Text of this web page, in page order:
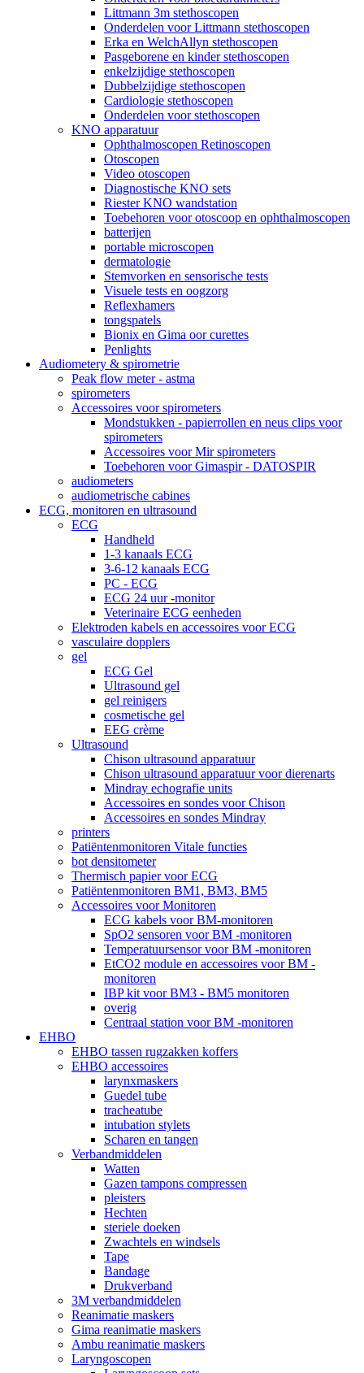
Littmann 3m stethoscopen
Onderdelen voor Littmann stethoscopen
Erka en WelchAllyn stethoscopen
Pasgeborene en kinder stethoscopen
enkelzijdige stethoscopen
Dubbelzijdige stethoscopen
Cardiologie stethoscopen
Onderdelen voor stethoscopen
KNO apparatuur
Ophthalmoscopen Retinoscopen
Otoscopen
Video otoscopen
Diagnostische KNO sets
Riester KNO wandstation
Toebehoren voor otoscoop en ophthalmoscopen
batterijen
portable microscopen
dermatologie
Stemvorken en sensorische tests
Visuele tests en oogzorg
Reflexhamers
tongspatels
Bionix en Gima oor curettes
Penlights
Audiometery & spirometrie
Peak flow meter - astma
spirometers
Accessoires voor spirometers
Mondstukken - papierrollen en neus clips voor
spirometers
Accessoires voor Mir spirometers
Toebehoren voor Gimaspir - DATOSPIR
audiometers
audiometrische cabines
ECG, monitoren en ultrasound
ECG
Handheld
1-3 kanaals ECG
3-6-12 kanaals ECG
PC - ECG
ECG 24 uur -monitor
Veterinaire ECG eenheden
Elektroden kabels en accessoires voor ECG
vasculaire dopplers
gel
ECG Gel
Ultrasound gel
gel reinigers
cosmetische gel
EEG crème
Ultrasound
Chison ultrasound apparatuur
Chison ultrasound apparatuur voor dierenarts
Mindray echografie units
Accessoires en sondes voor Chison
Accessoires en sondes Mindray
printers
Patiëntenmonitoren Vitale functies
bot densitometer
Thermisch papier voor ECG
Patiëntenmonitoren BM1, BM3, BM5
Accessoires voor Monitoren
ECG kabels voor BM-monitoren
SpO2 sensoren voor BM -monitoren
Temperatuursensor voor BM -monitoren
EtCO2 module en accessoires voor BM -
monitoren
IBP kit voor BM3 - BM5 monitoren
overig
Centraal station voor BM -monitoren
EHBO
EHBO tassen rugzakken koffers
EHBO accessoires
larynxmaskers
Guedel tube
tracheatube
intubation stylets
Scharen en tangen
Verbandmiddelen
Watten
Gazen tampons compressen
pleisters
Hechten
steriele doeken
Zwachtels en windsels
Tape
Bandage
Drukverband
3M verbandmiddelen
Reanimatie maskers
Gima reanimatie maskers
Ambu reanimatie maskers
Laryngoscopen